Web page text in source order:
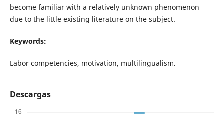
become familiar with a relatively unknown phenomenon
due to the little existing literature on the subject.
Keywords:
Labor competencies, motivation, multilingualism.
Descargas